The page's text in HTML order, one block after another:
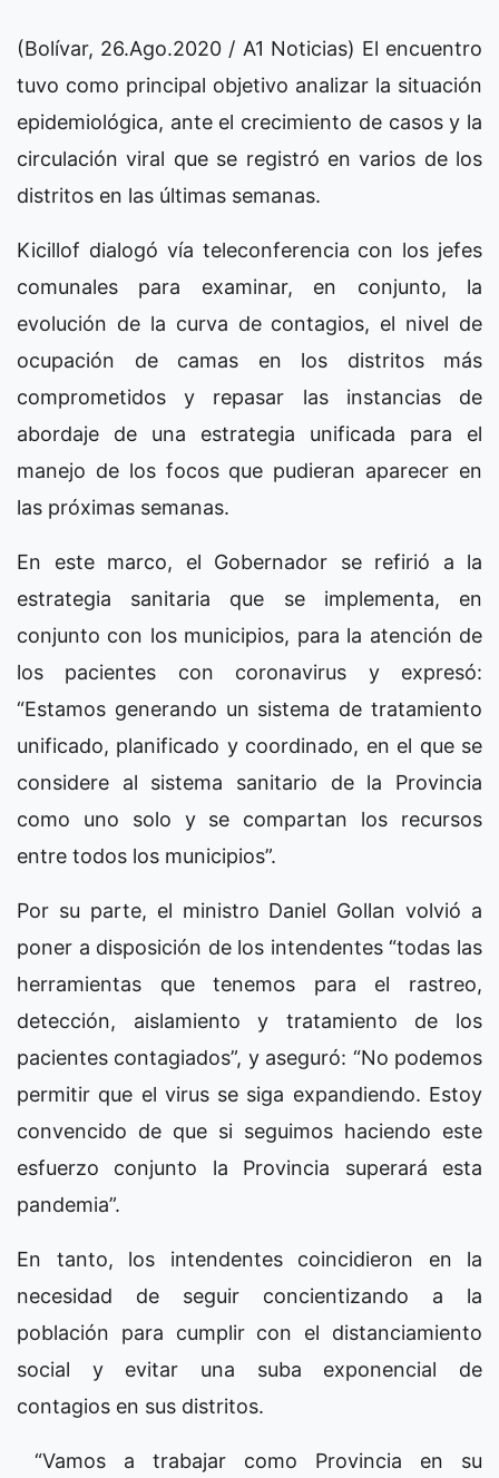
(Bolívar, 26.Ago.2020 / A1 Noticias) El encuentro
tuvo como principal objetivo analizar la situación
epidemiológica, ante el crecimiento de casos y la
circulación viral que se registró en varios de los
distritos en las últimas semanas.
Kicillof dialogó vía teleconferencia con los jefes
comunales para examinar, en conjunto, la
evolución de la curva de contagios, el nivel de
ocupación de camas en los distritos más
comprometidos y repasar las instancias de
abordaje de una estrategia unificada para el
manejo de los focos que pudieran aparecer en
las próximas semanas.
En este marco, el Gobernador se refirió a la
estrategia sanitaria que se implementa, en
conjunto con los municipios, para la atención de
los pacientes con coronavirus y expresó:
“Estamos generando un sistema de tratamiento
unificado, planificado y coordinado, en el que se
considere al sistema sanitario de la Provincia
como uno solo y se compartan los recursos
entre todos los municipios”.
Por su parte, el ministro Daniel Gollan volvió a
poner a disposición de los intendentes “todas las
herramientas que tenemos para el rastreo,
detección, aislamiento y tratamiento de los
pacientes contagiados”, y aseguró: “No podemos
permitir que el virus se siga expandiendo. Estoy
convencido de que si seguimos haciendo este
esfuerzo conjunto la Provincia superará esta
pandemia”.
En tanto, los intendentes coincidieron en la
necesidad de seguir concientizando a la
población para cumplir con el distanciamiento
social y evitar una suba exponencial de
contagios en sus distritos.
“Vamos a trabajar como Provincia en su